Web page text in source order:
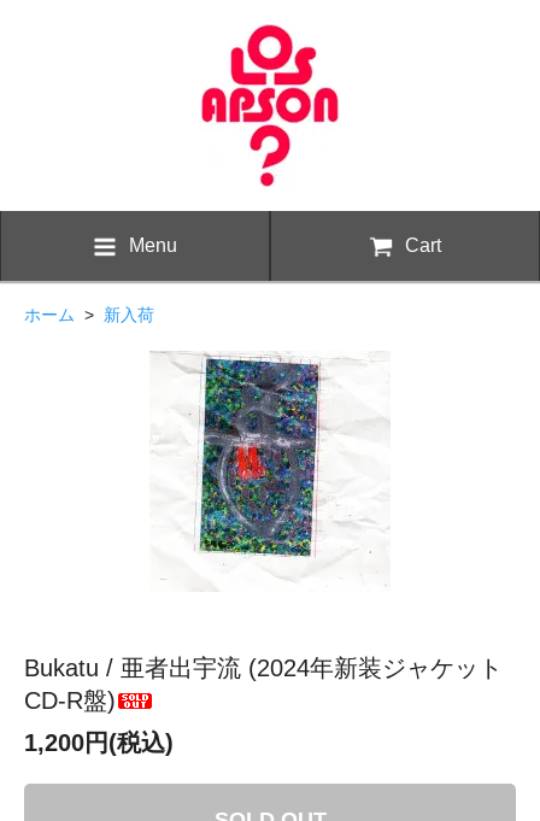
Menu Cart
ホーム > 新入荷
Bukatu / 亜者出宇流 (2024年新装ジャケット
CD-R盤)
1,200円(税込)